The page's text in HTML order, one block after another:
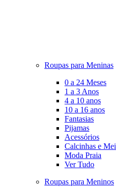
Roupas para Meninas
0 a 24 Meses
1 a 3 Anos
4 a 10 anos
10 a 16 anos
Fantasias
Pijamas
Acessórios
Calcinhas e
Moda Praia
Ver Tudo
Roupas para Meninos